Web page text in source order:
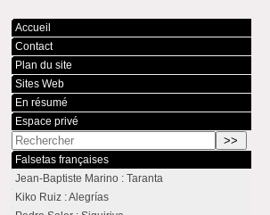
Accueil
Contact
Plan du site
Sites Web
En résumé
Espace privé
Falsetas françaises
Jean-Baptiste Marino : Taranta
Kiko Ruiz : Alegrías